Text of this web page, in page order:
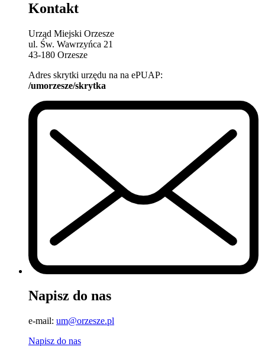
Kontakt
Urząd Miejski Orzesze
ul. Św. Wawrzyńca 21
43-180 Orzesze
Adres skrytki urzędu na na ePUAP:
/umorzesze/skrytka
Napisz do nas
e-mail: um@orzesze.pl
Napisz do nas